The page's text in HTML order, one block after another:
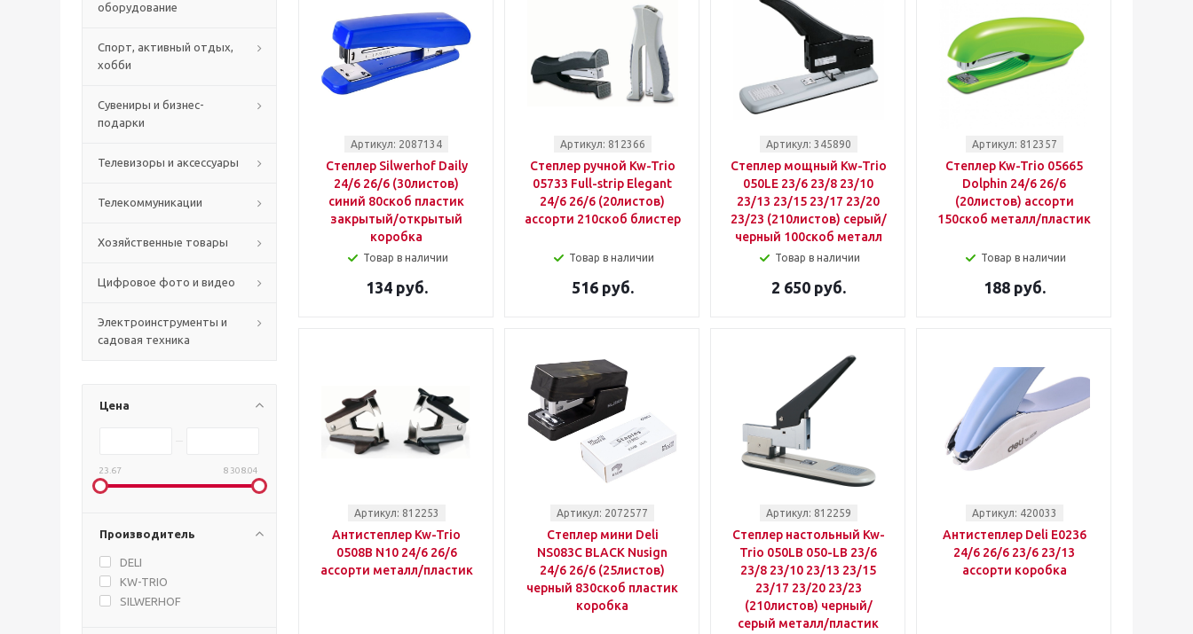
оборудование
Спорт, активный отдых,
хобби
Сувениры и бизнес-
подарки
Телевизоры и аксессуары
Телекоммуникации
Хозяйственные товары
Цифровое фото и видео
Электроинструменты и
садовая техника
Цена
23.67 8 308.04
Производитель
DELI
KW-TRIO
SILWERHOF
Артикул: 2087134
Степлер Silwerhof Daily
24/6 26/6 (30листов)
синий 80скоб пластик
закрытый/открытый
коробка
Товар в наличии
134 руб.
Артикул: 812366
Степлер ручной Kw-Trio
05733 Full-strip Elegant
24/6 26/6 (20листов)
ассорти 210скоб блистер
Товар в наличии
516 руб.
Артикул: 345890
Степлер мощный Kw-Trio
050LE 23/6 23/8 23/10
23/13 23/15 23/17 23/20
23/23 (210листов) серый/
черный 100скоб металл
Товар в наличии
2 650 руб.
Артикул: 812357
Степлер Kw-Trio 05665
Dolphin 24/6 26/6
(20листов) ассорти
150скоб металл/пластик
Товар в наличии
188 руб.
Артикул: 812253
Антистеплер Kw-Trio
0508B N10 24/6 26/6
ассорти металл/пластик
Артикул: 2072577
Степлер мини Deli
NS083C BLACK Nusign
24/6 26/6 (25листов)
черный 830скоб пластик
коробка
Артикул: 812259
Степлер настольный Kw-
Trio 050LB 050-LB 23/6
23/8 23/10 23/13 23/15
23/17 23/20 23/23
(210листов) черный/
серый металл/пластик
Артикул: 420033
Антистеплер Deli E0236
24/6 26/6 23/6 23/13
ассорти коробка